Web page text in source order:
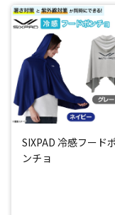
水分が蒸発する時に
用した、SIXPADこ
だから水で「ぬらし
やり。
しかも冷たさが弱ま
り感が復活(*2)。も
吸水性・速乾性・通
るとともに肌にベタ
さらに、耐久性が
SIXPAD 冷感フード
ンチョ